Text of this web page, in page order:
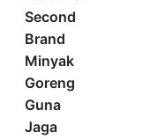
Second
Brand
Minyak
Goreng
Guna
Jaga